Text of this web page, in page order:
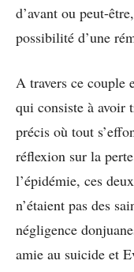
d’avant ou peut-
possibilité d’une
A travers ce couple
qui consiste à avoir
précis où tout
réflexion sur la
l’épidémie, ces
n’étaient pas des
négligence
amie au suicide et